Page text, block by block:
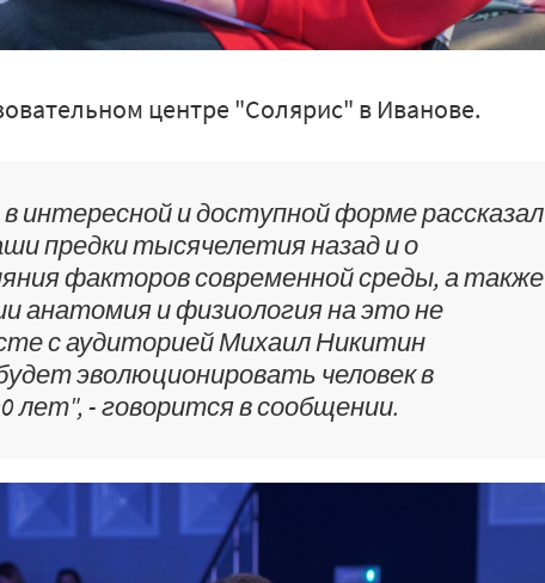
центре "Солярис" в Иванове.
интересной и доступной форме рассказал
предки тысячелетия назад и о
факторов современной среды, а также
анатомия и физиология на это не
с аудиторией Михаил Никитин
эволюционировать человек в
лет", - говорится в сообщении.